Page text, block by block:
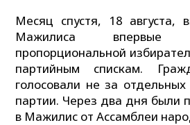
Месяц спустя, 18 августа,
Мажилиса
пропорциональной
партийным спискам.
голосовали не за
партии. Через два дня были
в Мажилис от Ассамблеи